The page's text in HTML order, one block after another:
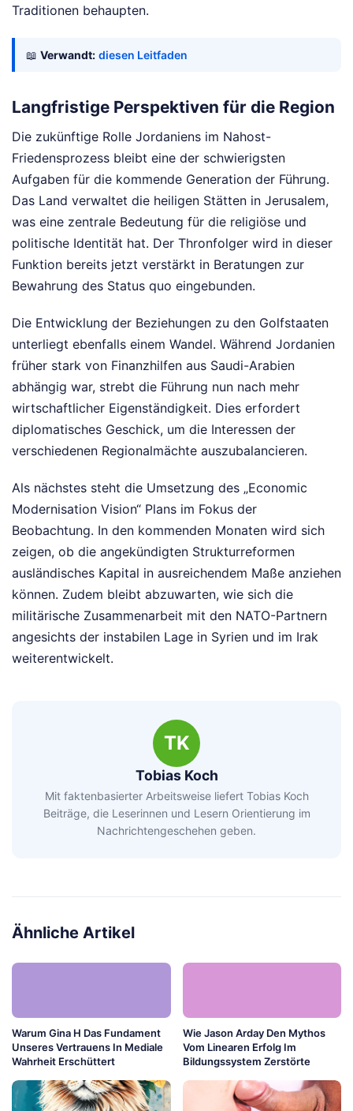
Traditionen behaupten.
📖 Verwandt: diesen Leitfaden
Langfristige Perspektiven für die Region
Die zukünftige Rolle Jordaniens im Nahost-
Friedensprozess bleibt eine der schwierigsten
Aufgaben für die kommende Generation der Führung.
Das Land verwaltet die heiligen Stätten in Jerusalem,
was eine zentrale Bedeutung für die religiöse und
politische Identität hat. Der Thronfolger wird in dieser
Funktion bereits jetzt verstärkt in Beratungen zur
Bewahrung des Status quo eingebunden.
Die Entwicklung der Beziehungen zu den Golfstaaten
unterliegt ebenfalls einem Wandel. Während Jordanien
früher stark von Finanzhilfen aus Saudi-Arabien
abhängig war, strebt die Führung nun nach mehr
wirtschaftlicher Eigenständigkeit. Dies erfordert
diplomatisches Geschick, um die Interessen der
verschiedenen Regionalmächte auszubalancieren.
Als nächstes steht die Umsetzung des „Economic
Modernisation Vision“ Plans im Fokus der
Beobachtung. In den kommenden Monaten wird sich
zeigen, ob die angekündigten Strukturreformen
ausländisches Kapital in ausreichendem Maße anziehen
können. Zudem bleibt abzuwarten, wie sich die
militärische Zusammenarbeit mit den NATO-Partnern
angesichts der instabilen Lage in Syrien und im Irak
weiterentwickelt.
TK
Tobias Koch
Mit faktenbasierter Arbeitsweise liefert Tobias Koch
Beiträge, die Leserinnen und Lesern Orientierung im
Nachrichtengeschehen geben.
Ähnliche Artikel
Warum Gina H Das Fundament
Unseres Vertrauens In Mediale
Wahrheit Erschüttert
Wie Jason Arday Den Mythos
Vom Linearen Erfolg Im
Bildungssystem Zerstörte